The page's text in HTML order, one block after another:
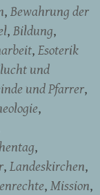
Bewahrung der
Bildung
Esoterik
und
und Pfarrer
Landeskirchen
Mission